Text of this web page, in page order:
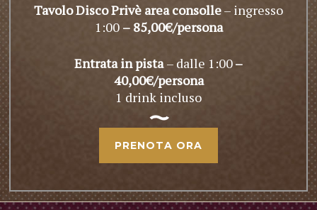
Tavolo Disco Privè areaconsolle– ingresso
1:00 – 85,00€/persona
Entrata in pista– dalle 1:00–
40,00€/persona
1 drink incluso
PRENOTA ORA